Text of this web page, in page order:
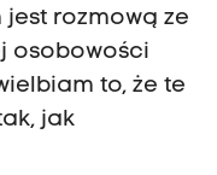
jest rozmową ze
osobowości
to, że te
jak